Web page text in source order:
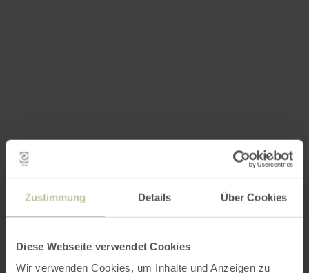
Zustimmung Details Über Cookies
Diese Webseite verwendet Cookies
Wir verwenden Cookies, um Inhalte und Anzeigen zu